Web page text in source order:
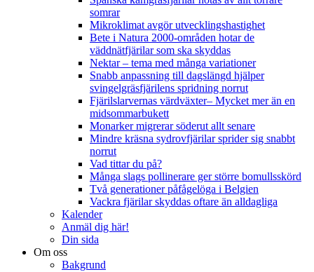
somrar
Mikroklimat avgör utvecklingshastighet
Bete i Natura 2000-områden hotar de
väddnätfjärilar som ska skyddas
Nektar – tema med många variationer
Snabb anpassning till dagslängd hjälper
svingelgräsfjärilens spridning norrut
Fjärilslarvernas värdväxter– Mycket mer än en
midsommarbukett
Monarker migrerar söderut allt senare
Mindre kräsna sydrovfjärilar sprider sig snabbt
norrut
Vad tittar du på?
Många slags pollinerare ger större bomullsskörd
Två generationer påfågelöga i Belgien
Vackra fjärilar skyddas oftare än alldagliga
Kalender
Anmäl dig här!
Din sida
Om oss
Bakgrund